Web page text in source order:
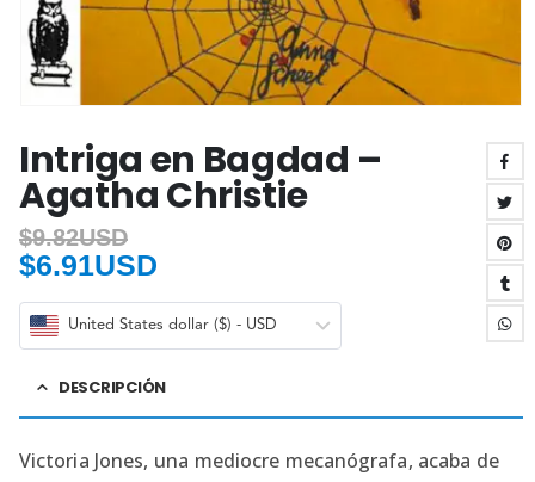
Intriga en Bagdad –
Agatha Christie
$9.82USD
$6.91USD
United States dollar ($) - USD
DESCRIPCIÓN
Victoria Jones, una mediocre mecanógrafa, acaba de